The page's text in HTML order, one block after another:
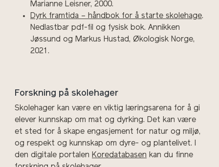
Marianne Leisner, 2000.
Dyrk framtida – håndbok for å starte skolehage.
Nedlastbar pdf-fil og fysisk bok. Annikken
Jøssund og Markus Hustad, Økologisk Norge,
2021.
Forskning på skolehager
Skolehager kan være en viktig læringsarena for å gi
elever kunnskap om mat og dyrking. Det kan være
et sted for å skape engasjement for natur og miljø,
og respekt og kunnskap om dyre- og plantelivet. I
den digitale portalen Koredatabasen kan du finne